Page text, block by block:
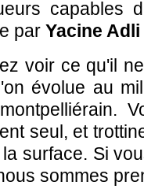
capables
par Yacine
voir ce qu'il
évolue au
seul, et
surface. Si
sommes